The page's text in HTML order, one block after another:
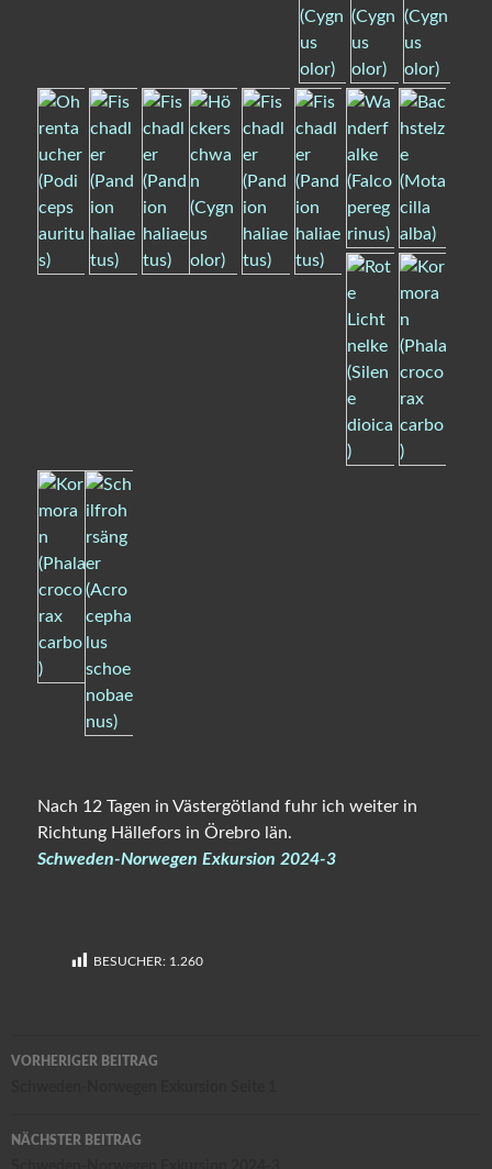
Nach 12 Tagen in Västergötland fuhr ich weiter in
Richtung Hällefors in Örebro län.
Schweden-Norwegen Exkursion 2024-3
BESUCHER: 1.260
Beitragsnavigation
VORHERIGER BEITRAG
NÄCHSTER BEITRAG